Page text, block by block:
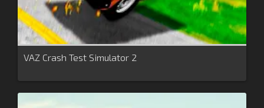
VAZ Crash Test Simulator 2